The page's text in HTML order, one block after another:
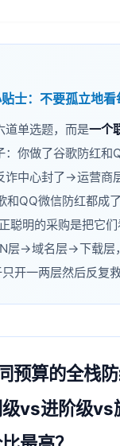
士：不要孤立地
道单选题，而是一个
：你做了谷歌防红和
诈中心封了→运营商
和QQ微信防红都成
聪明的采购是把它
层→域名层→下载层
开一两层然后反复救
预算的全栈
vs进阶级vs